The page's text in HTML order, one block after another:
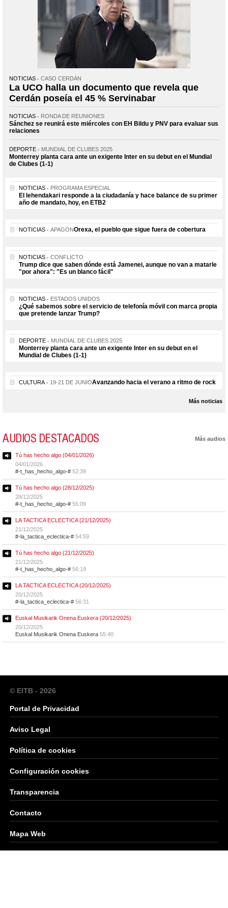
NOTICIAS CASO CERDÁN
La UCO halla un documento que revela que
Cerdán poseía el 45 % Servinabar
NOTICIAS RONDA DE REUNIONES
Sánchez se reunirá este miércoles con EH Bildu y PNV para evaluar sus
relaciones
DEPORTE MUNDIAL DE CLUBES 2025
Monterrey planta cara ante un exigente Inter en su debut en el Mundial
de Clubes (1-1)
NOTICIAS PROGRAMA ESPECIAL
El lehendakari responde a la ciudadanía y hace balance de su primer
año de mandato, hoy, en ETB2
NOTICIAS APAGÓNOrexa, el pueblo que sigue fuera de cobertura
NOTICIAS CONFLICTO
Trump dice que saben dónde está Jamenei, aunque no van a matarle
"por ahora": "Es un blanco fácil"
NOTICIAS ESTADOS UNIDOS
¿Qué sabemos sobre el servicio de telefonía móvil con marca propia
que pretende lanzar Trump?
DEPORTE MUNDIAL DE CLUBES 2025
Monterrey planta cara ante un exigente Inter en su debut en el
Mundial de Clubes (1-1)
CULTURA 19-21 DE JUNIOAvanzando hacia el verano a ritmo de rock
Más noticias
AUDIOS DESTACADOS Más audios
Tú has hecho algo (04/01/2026)
04/01/2026
#-t_has_hecho_algo-# 52:39
Tú has hecho algo (28/12/2025)
28/12/2025
#-t_has_hecho_algo-# 55:09
LA TACTICA ECLECTICA (21/12/2025)
21/12/2025
#-la_tactica_eclectica-# 54:59
Tú has hecho algo (21/12/2025)
21/12/2025
#-t_has_hecho_algo-# 56:19
LA TACTICA ECLECTICA (20/12/2025)
20/12/2025
#-la_tactica_eclectica-# 56:31
Euskal Musikarik Onena Euskera (20/12/2025)
20/12/2025
Euskal Musikarik Onena Euskera 55:40
© EITB - 2026
Portal de Privacidad
Aviso Legal
Política de cookies
Configuración cookies
Transparencia
Contacto
Mapa Web